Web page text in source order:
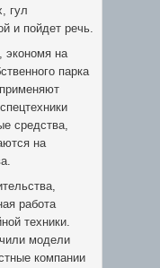
гул
и пойдет речь.
экономя на
парка
средства,
на
работа
техники.
модели
компании